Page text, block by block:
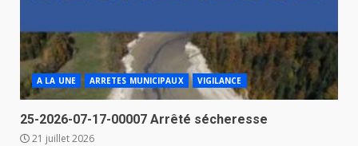
A LA UNE ARRETES MUNICIPAUX VIGILANCE
25-2026-07-17-00007 Arrêté sécheresse
21 juillet 2026